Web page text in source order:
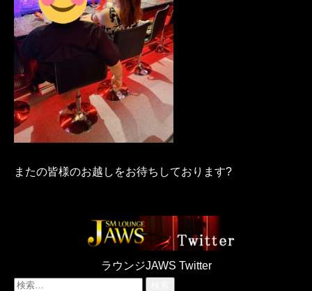
またの皆様のお越しをお待ちしております?
ラウンジJAWS Twitter
検